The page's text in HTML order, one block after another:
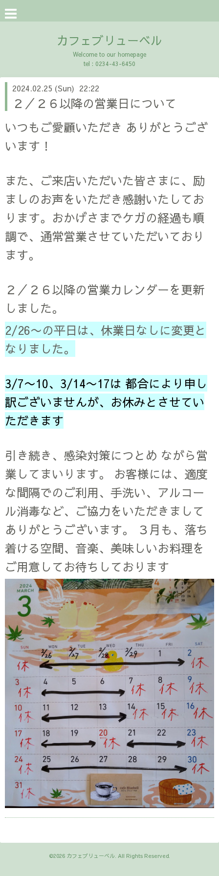
カフェブリューベル
Welcome to our homepage
tel : 0234-43-6450
2024.02.25 (Sun) 22:22
２／２６以降の営業日について
いつもご愛顧いただき ありがとうござ
います！
また、ご来店いただいた皆さまに、励
ましのお声をいただき感謝いたしてお
ります。おかげさまでケガの経過も順
調で、通常営業させていただいており
ます。
２／２６以降の営業カレンダーを更新
しました。
2/26〜の平日は、休業日なしに変更と
なりました。
3/7〜10、3/14〜17は 都合により申し
訳ございませんが、お休みとさせてい
ただきます
引き続き、感染対策につとめ ながら営
業してまいります。 お客様には、適度
な間隔でのご利用、手洗い、アルコー
ル消毒など、ご協力をいただきまして
ありがとうございます。 ３月も、落ち
着ける空間、音楽、美味しいお料理を
ご用意してお待ちしております
©2026 カフェブリューベル. All Rights Reserved.